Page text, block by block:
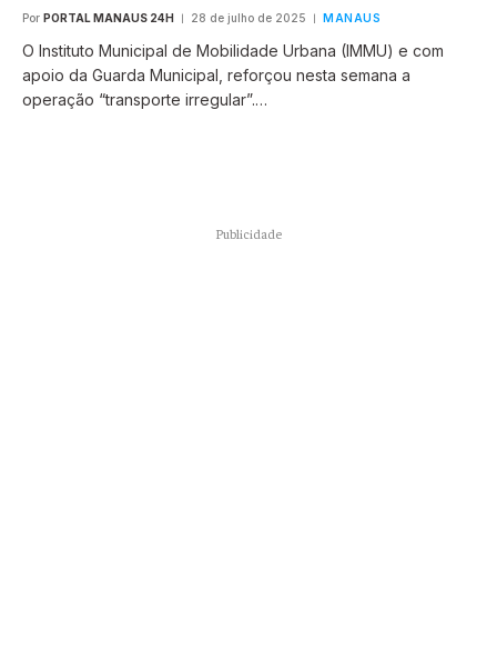
Por PORTAL MANAUS 24H 28 de julho de 2025 MANAUS
O Instituto Municipal de Mobilidade Urbana (IMMU) e com
apoio da Guarda Municipal, reforçou nesta semana a
operação “transporte irregular”.…
Publicidade